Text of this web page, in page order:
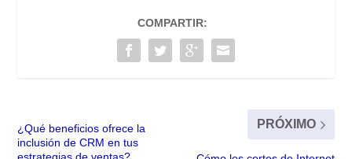
COMPARTIR:
¿Qué beneficios ofrece la
inclusión de CRM en tus
PRÓXIMO